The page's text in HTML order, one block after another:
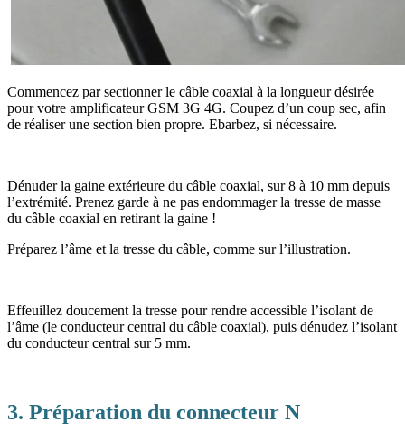
Commencez par sectionner le câble coaxial à la longueur désirée
pour votre amplificateur GSM 3G 4G. Coupez d’un coup sec, afin
de réaliser une section bien propre. Ebarbez, si nécessaire.
Dénuder la gaine extérieure du câble coaxial, sur 8 à 10 mm depuis
l’extrémité. Prenez garde à ne pas endommager la tresse de masse
du câble coaxial en retirant la gaine !
Préparez l’âme et la tresse du câble, comme sur l’illustration.
Effeuillez doucement la tresse pour rendre accessible l’isolant de
l’âme (le conducteur central du câble coaxial), puis dénudez l’isolant
du conducteur central sur 5 mm.
3. Préparation du connecteur N